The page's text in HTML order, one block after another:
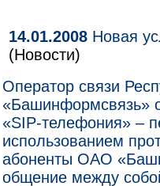
14.01.2008 Новая
(Новости)
Оператор связи
«Башинформсвязь»
«SIP-телефония» –
использованием
абоненты ОАО
общение между